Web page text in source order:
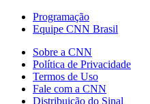
Programação
Equipe CNN Brasil
Sobre a CNN
Política de Privacidade
Termos de Uso
Fale com a CNN
Distribuição do Sinal